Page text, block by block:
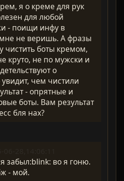
я о креме для рук
для любой
- поищи инфу в
не веришь. А фразы
чистить боты кремом,
круто, не по мужски и
о
увидит, чем чистили
- опрятные и
боты. Вам результат
бля нах?
забыл:blink: во я гоню.
- мой.